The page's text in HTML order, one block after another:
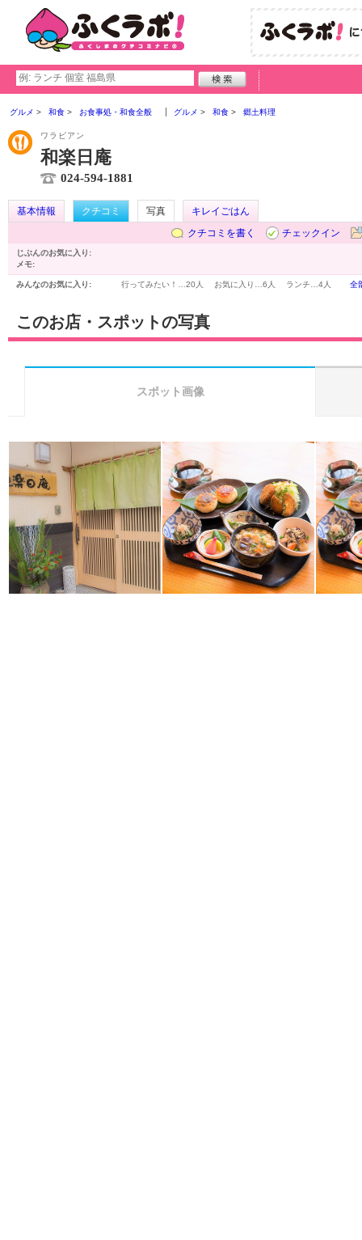
グルメ 和食 お食事処・和食全般 グルメ 和食 郷土料理
ワラビアン
和楽日庵
024-594-1881
基本情報 クチコミ 写真
キレイごはん
クチコミを書く
チェックイン
じぶんのお気に入り:
メモ:
みんなのお気に入り: 行ってみたい！… 20人 お気に入り… 6人 ランチ… 4人 全
このお店・スポットの写真
スポット画像